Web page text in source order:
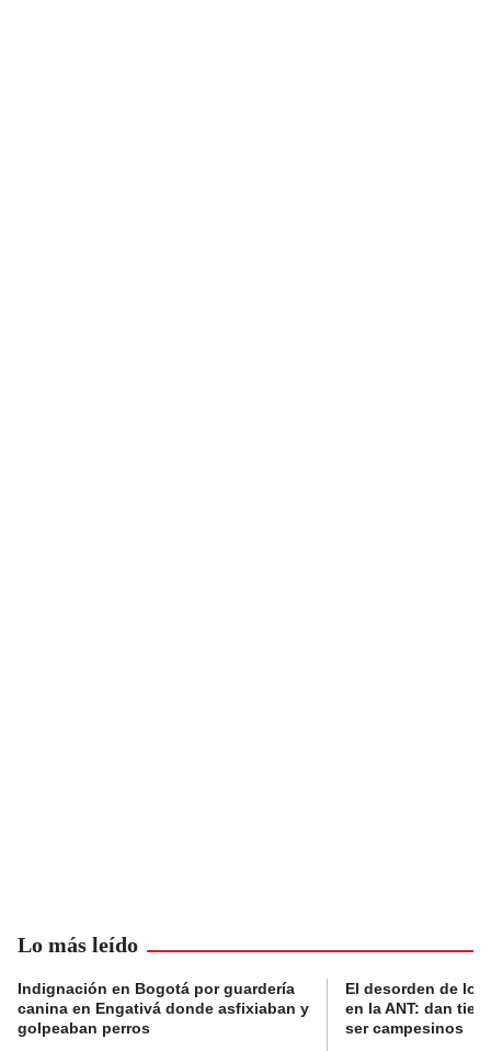
Lo más leído
Indignación en Bogotá por guardería
canina en Engativá donde asfixiaban y
golpeaban perros
El desorden de
en la ANT: dan
ser campesinos